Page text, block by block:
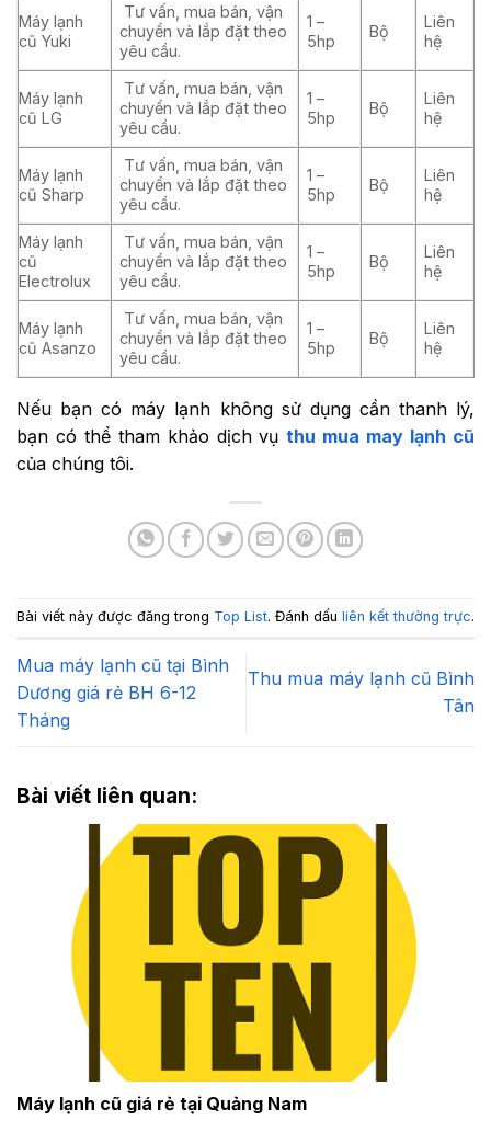
Máy lạnh
cũ Yuki
Tư vấn, mua bán, vận
chuyển và lắp đặt theo
yêu cầu.
1 –
5hp
Bộ
Liên
hệ
Máy lạnh
cũ LG
Tư vấn, mua bán, vận
chuyển và lắp đặt theo
yêu cầu.
1 –
5hp
Bộ
Liên
hệ
Máy lạnh
cũ Sharp
Tư vấn, mua bán, vận
chuyển và lắp đặt theo
yêu cầu.
1 –
5hp
Bộ
Liên
hệ
Máy lạnh
cũ
Electrolux
Tư vấn, mua bán, vận
chuyển và lắp đặt theo
yêu cầu.
1 –
5hp
Bộ
Liên
hệ
Máy lạnh
cũ Asanzo
Tư vấn, mua bán, vận
chuyển và lắp đặt theo
yêu cầu.
1 –
5hp
Bộ
Liên
hệ
Nếu bạn có máy lạnh không sử dụng cần thanh lý,
bạn có thể tham khảo dịch vụthu mua may lạnh cũ
của chúng tôi.
Bài viết này được đăng trong Top List. Đánh dấu liên kết thường trực.
Mua máy lạnh cũ tại Bình
Dương giá rẻ BH 6-12
Tháng
Thu mua máy lạnh cũ Bình
Tân
Bài viết liên quan:
Máy lạnh cũ giá rẻ tại Quảng Nam